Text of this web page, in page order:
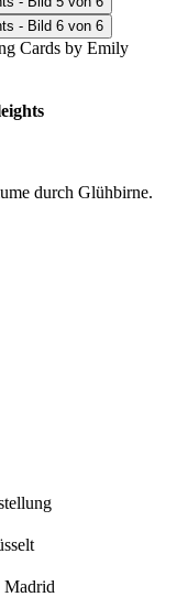
Cards by Emily
durch Glühbirne.
Madrid